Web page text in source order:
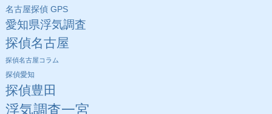
名古屋探偵 GPS
愛知県浮気調査
探偵名古屋
探偵名古屋コラム
探偵愛知
探偵豊田
浮気調査一宮